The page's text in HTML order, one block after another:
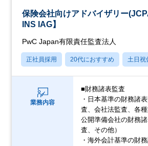
保険会社向けアドバイザリー
INS IAG】
PwC Japan有限責任監査法人
正社員採用 20代におすすめ 土日祝
業務内容
■財務諸表監査
・日本基準の財務諸
査、会社法監査、各
公開準備会社の財務
査、その他）
・海外会計基準の財